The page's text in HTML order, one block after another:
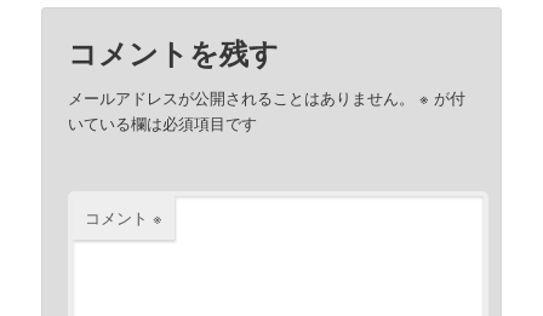
コメントを残す
メールアドレスが公開されることはありません。 ※ が付
いている欄は必須項目です
コメント※